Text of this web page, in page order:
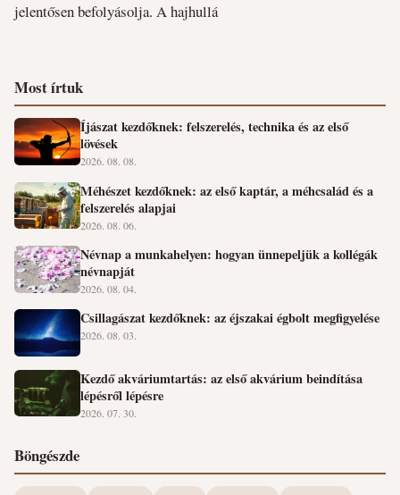
jelentősen befolyásolja. A hajhullá
Most írtuk
Íjászat kezdőknek: felszerelés, technika és az első
lövések
2026. 08. 08.
Méhészet kezdőknek: az első kaptár, a méhcsalád és a
felszerelés alapjai
2026. 08. 06.
Névnap a munkahelyen: hogyan ünnepeljük a kollégák
névnapját
2026. 08. 04.
Csillagászat kezdőknek: az éjszakai égbolt megfigyelése
2026. 08. 03.
Kezdő akváriumtartás: az első akvárium beindítása
lépésről lépésre
2026. 07. 30.
Böngészde